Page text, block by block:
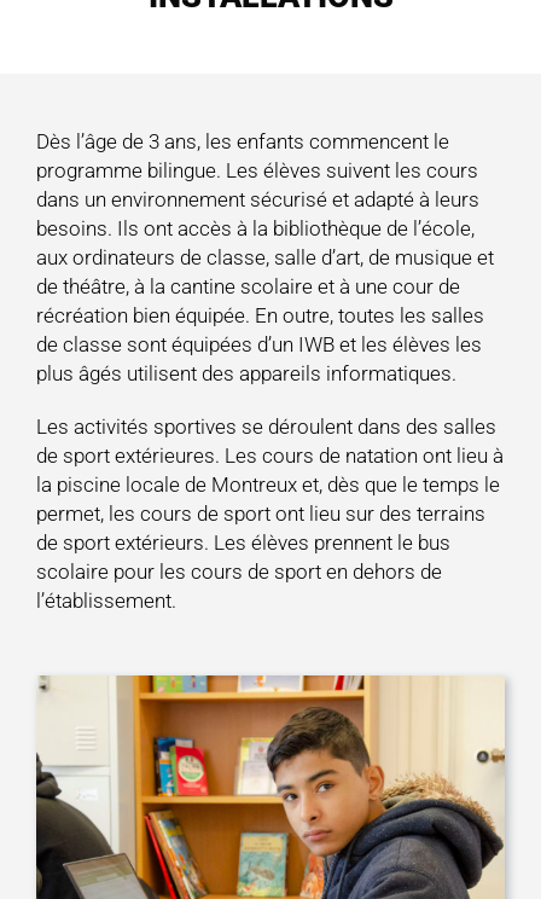
Dès l’âge de 3 ans, les enfants commencent le
programme bilingue. Les élèves suivent les cours
dans un environnement sécurisé et adapté à leurs
besoins. Ils ont accès à la bibliothèque de l’école,
aux ordinateurs de classe, salle d’art, de musique et
de théâtre, à la cantine scolaire et à une cour de
récréation bien équipée. En outre, toutes les salles
de classe sont équipées d’un IWB et les élèves les
plus âgés utilisent des appareils informatiques.
Les activités sportives se déroulent dans des salles
de sport extérieures. Les cours de natation ont lieu à
la piscine locale de Montreux et, dès que le temps le
permet, les cours de sport ont lieu sur des terrains
de sport extérieurs. Les élèves prennent le bus
scolaire pour les cours de sport en dehors de
l’établissement.